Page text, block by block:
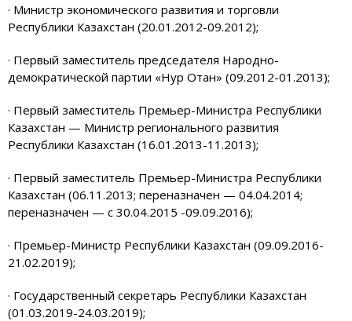
· Министр экономического развития и торговли
Республики Казахстан (20.01.2012-09.2012);
· Первый заместитель председателя Народно-
демократической партии «Нур Отан» (09.2012-01.2013);
· Первый заместитель Премьер-Министра Республики
Казахстан — Министр регионального развития
Республики Казахстан (16.01.2013-11.2013);
· Первый заместитель Премьер-Министра Республики
Казахстан (06.11.2013; переназначен — 04.04.2014;
переназначен — с 30.04.2015 -09.09.2016);
· Премьер-Министр Республики Казахстан (09.09.2016-
21.02.2019);
· Государственный секретарь Республики Казахстан
(01.03.2019-24.03.2019);